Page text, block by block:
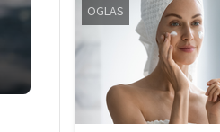
OGLAS